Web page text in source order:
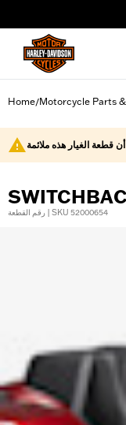
Home/Motorcycle Parts
قطعة الغيار هذه ملائمة
رقم القطعة | SKU 52000654